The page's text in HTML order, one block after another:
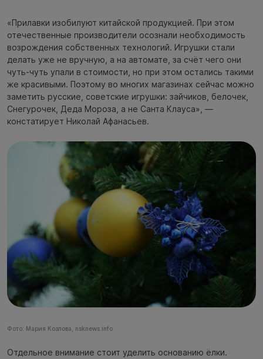
«Прилавки изобилуют китайской продукцией. При этом
отечественные производители осознали необходимость
возрождения собственных технологий. Игрушки стали
делать уже не вручную, а на автомате, за счёт чего они
чуть-чуть упали в стоимости, но при этом остались такими
же красивыми. Поэтому во многих магазинах сейчас можно
заметить русские, советские игрушки: зайчиков, белочек,
Снегурочек, Деда Мороза, а не Санта Клауса», —
констатирует Николай Афанасьев.
Фото: Мария Козлова, nsknews.info
Отдельное внимание стоит уделить основанию ёлки.